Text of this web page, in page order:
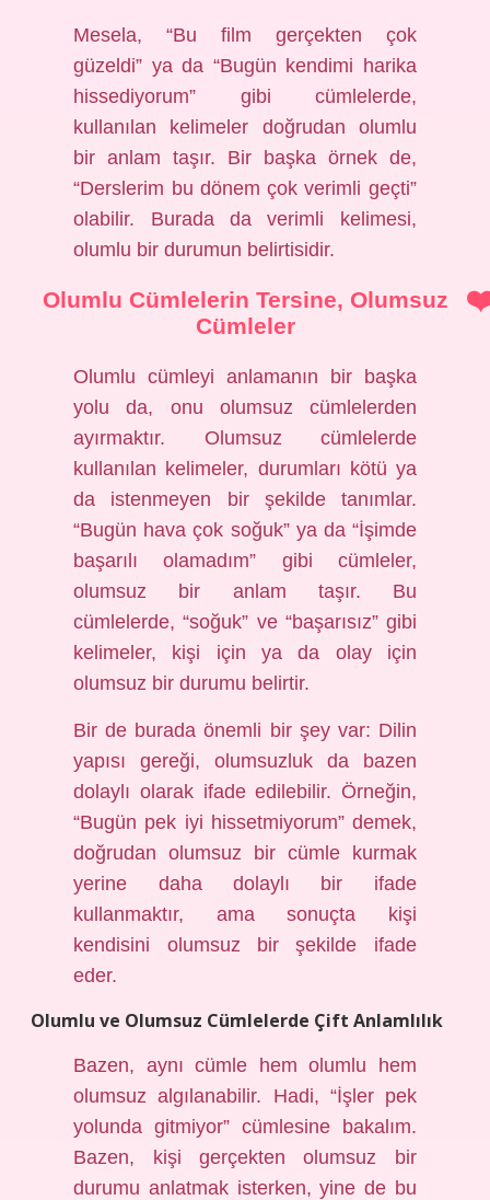
Mesela, “Bu film gerçekten çok
güzeldi” ya da “Bugün kendimi harika
hissediyorum” gibi cümlelerde,
kullanılan kelimeler doğrudan olumlu
bir anlam taşır. Bir başka örnek de,
“Derslerim bu dönem çok verimli geçti”
olabilir. Burada da verimli kelimesi,
olumlu bir durumun belirtisidir.
Olumlu Cümlelerin Tersine, Olumsuz
Cümleler
Olumlu cümleyi anlamanın bir başka
yolu da, onu olumsuz cümlelerden
ayırmaktır. Olumsuz cümlelerde
kullanılan kelimeler, durumları kötü ya
da istenmeyen bir şekilde tanımlar.
“Bugün hava çok soğuk” ya da “İşimde
başarılı olamadım” gibi cümleler,
olumsuz bir anlam taşır. Bu
cümlelerde, “soğuk” ve “başarısız” gibi
kelimeler, kişi için ya da olay için
olumsuz bir durumu belirtir.
Bir de burada önemli bir şey var: Dilin
yapısı gereği, olumsuzluk da bazen
dolaylı olarak ifade edilebilir. Örneğin,
“Bugün pek iyi hissetmiyorum” demek,
doğrudan olumsuz bir cümle kurmak
yerine daha dolaylı bir ifade
kullanmaktır, ama sonuçta kişi
kendisini olumsuz bir şekilde ifade
eder.
Olumlu ve Olumsuz Cümlelerde Çift Anlamlılık
Bazen, aynı cümle hem olumlu hem
olumsuz algılanabilir. Hadi, “İşler pek
yolunda gitmiyor” cümlesine bakalım.
Bazen, kişi gerçekten olumsuz bir
durumu anlatmak isterken, yine de bu